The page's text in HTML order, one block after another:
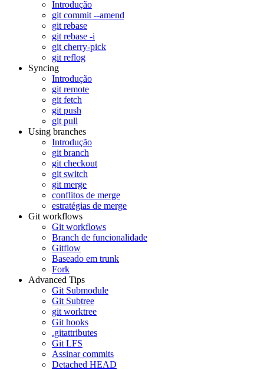
Introdução
git commit --amend
git rebase
git rebase -i
git cherry-pick
git reflog
Syncing
Introdução
git remote
git fetch
git push
git pull
Using branches
Introdução
git branch
git checkout
git switch
git merge
conflitos de merge
estratégias de merge
Git workflows
Git workflows
Branch de funcionalidade
Gitflow
Baseado em trunk
Fork
Advanced Tips
Git Submodule
Git Subtree
git worktree
Git hooks
.gitattributes
Git LFS
Assinar commits
Detached HEAD